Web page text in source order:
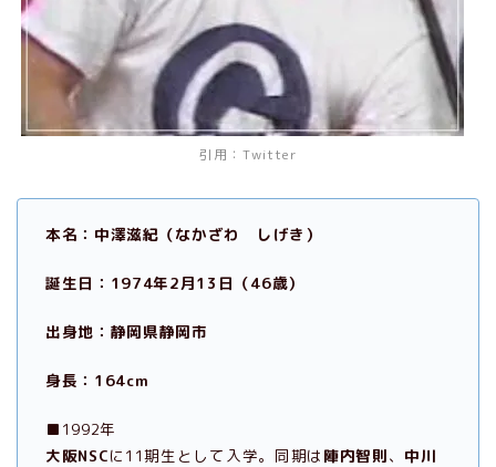
引用： Twitter
本名：中澤滋紀（なかざわ しげき）
誕生日：1974年2月13日（46歳）
出身地：静岡県静岡市
身長：164cm
■1992年
大阪NSCに11期生として入学。同期は 陣内智則、 中川